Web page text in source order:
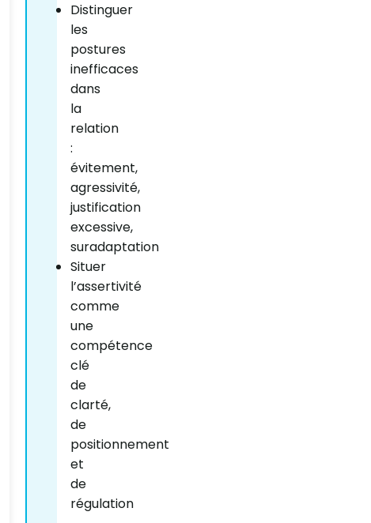
Distinguer
les
postures
inefficaces
dans
la
relation
:
évitement,
agressivité,
justification
excessive,
suradaptation
Situer
l’assertivité
comme
une
compétence
clé
de
clarté,
de
positionnement
et
de
régulation